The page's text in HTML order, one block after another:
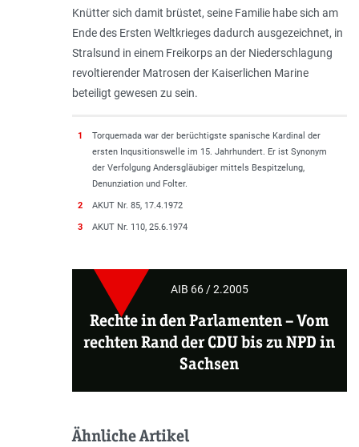
Knütter sich damit brüstet, seine Familie habe sich am
Ende des Ersten Weltkrieges dadurch ausgezeichnet, in
Stralsund in einem Freikorps an der Niederschlagung
revoltierender Matrosen der Kaiserlichen Marine
beteiligt gewesen zu sein.
1
Torquemada war der berüchtigste spanische Kardinal der
ersten Inqusitionswelle im 15. Jahrhundert. Er ist Synonym
der Verfolgung Andersgläubiger mittels Bespitzelung,
Denunziation und Folter.
2 AKUT Nr. 85, 17.4.1972
3 AKUT Nr. 110, 25.6.1974
AIB 66 / 2.2005
Rechte in den Parlamenten –Vom
rechten Rand der CDU bis zu NPD in
Sachsen
Ähnliche Artikel